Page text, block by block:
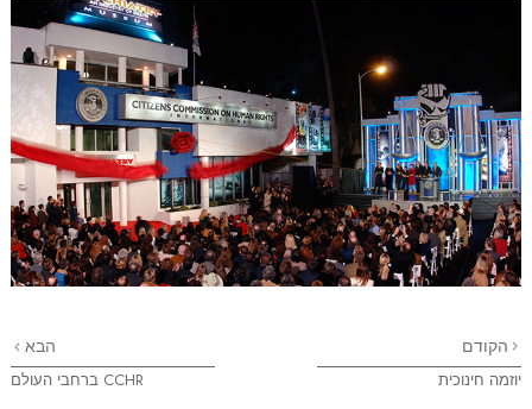
הקודם
יוזמה חינוכית
הבא
CCHR ברחבי העולם